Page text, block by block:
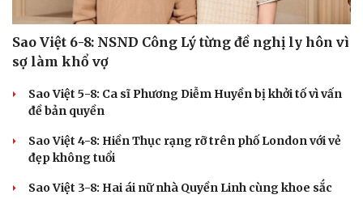
Sao Việt 6-8: NSND Công Lý từng đề nghị ly hôn vì
sợ làm khổ vợ
Sao Việt 5-8: Ca sĩ Phương Diễm Huyền bị khởi tố vì vấn
đề bản quyền
Sao Việt 4-8: Hiền Thục rạng rỡ trên phố London với vẻ
đẹp không tuổi
Sao Việt 3-8: Hai ái nữ nhà Quyền Linh cùng khoe sắc